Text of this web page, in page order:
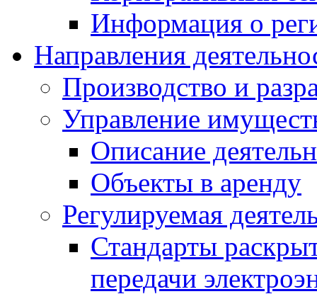
Информация о
Направления
Производство и
Управление
Описание
Объекты в аренду
Регулируемая
Стандарты
передачи